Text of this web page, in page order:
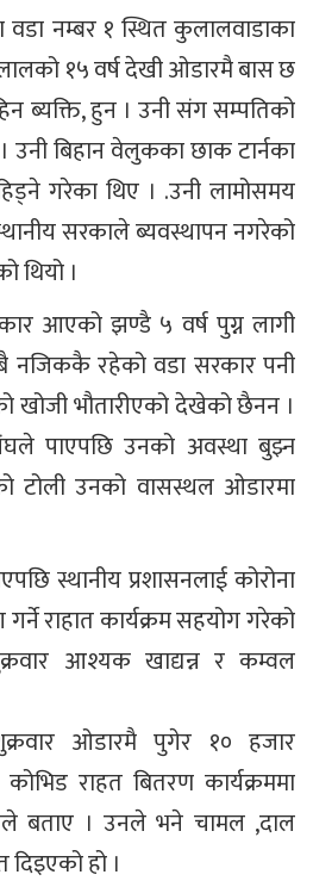
नम्बर १ स्थित कुलालवाडाका
१५ वर्ष देखी ओडारमै बास छ
ब्यक्ति, हुन । उनी संग सम्पतिको
उनी बिहान वेलुकका छाक टार्नका
गरेका थिए । .उनी लामोसमय
सरकाले ब्यवस्थापन नगरेको
थियो ।
आएको झण्डै ५ वर्ष पुग्न लागी
रहेको वडा सरकार पनी
खोजी भौतारीएको देखेको छैनन ।
पाएपछि उनको अवस्था बुझ्न
टोली उनको वासस्थल ओडारमा
स्थानीय प्रशासनलाई कोरोना
राहात कार्यक्रम सहयोग गरेको
आश्यक खाद्यन्न र कम्वल
ओडारमै पुगेर १० हजार
राहत बितरण कार्यक्रममा
बताए । उनले भने चामल ,दाल
हो ।